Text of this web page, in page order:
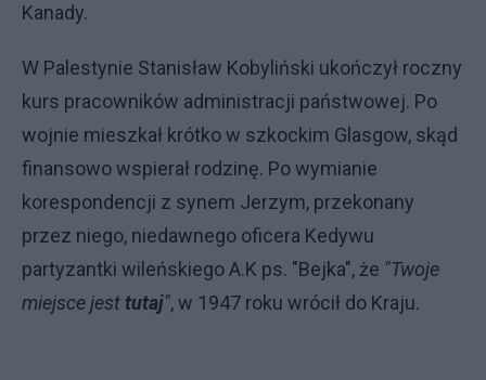
Kanady.
W Palestynie Stanisław Kobyliński ukończył roczny
kurs pracowników administracji państwowej. Po
wojnie mieszkał krótko w szkockim Glasgow, skąd
finansowo wspierał rodzinę. Po wymianie
korespondencji z synem Jerzym, przekonany
przez niego, niedawnego oficera Kedywu
partyzantki wileńskiego A.K ps. "Bejka", że "Twoje
miejsce jesttutaj", w 1947 roku wrócił do Kraju.